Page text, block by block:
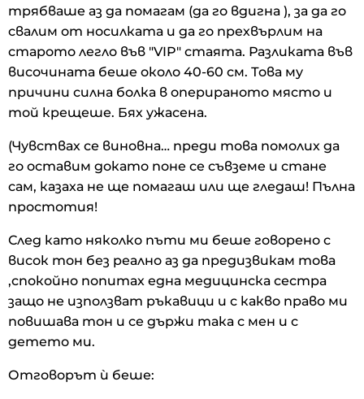
трябваше аз да помагам (да го вдигна ), за да го
свалим от носилката и да го прехвърлим на
старото легло във "VIP" стаята. Разликата във
височината беше около 40-60 см. Това му
причини силна болка в оперираното място и
той крещеше. Бях ужасена.
(Чувствах се виновна… преди това помолих да
го оставим докато поне се съвземе и стане
сам, казаха не ще помагаш или ще гледаш! Пълна
простотия!
След като няколко пъти ми беше говорено с
висок тон без реално аз да предизвикам това
,спокойно попитах една медицинска сестра
защо не използват ръкавици и с какво право ми
повишава тон и се държи така с мен и с
детето ми.
Отговорът ѝ беше: